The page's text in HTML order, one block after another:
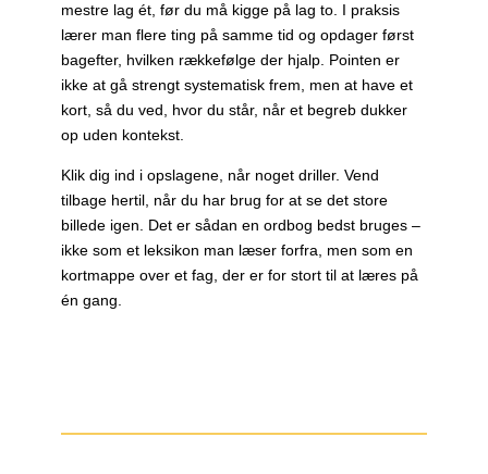
mestre lag ét, før du må kigge på lag to. I praksis
lærer man flere ting på samme tid og opdager først
bagefter, hvilken rækkefølge der hjalp. Pointen er
ikke at gå strengt systematisk frem, men at have et
kort, så du ved, hvor du står, når et begreb dukker
op uden kontekst.
Klik dig ind i opslagene, når noget driller. Vend
tilbage hertil, når du har brug for at se det store
billede igen. Det er sådan en ordbog bedst bruges –
ikke som et leksikon man læser forfra, men som en
kortmappe over et fag, der er for stort til at læres på
én gang.